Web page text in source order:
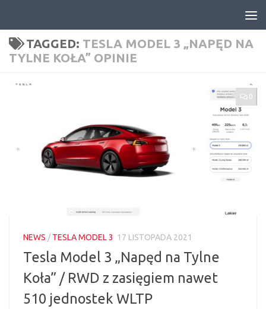
TAGGED: TESLA MODEL 3 „NAPĘD NA
TYLNE KOŁA” OPINIE
0
NEWS /TESLA MODEL 3 17 LISTOPADA 2021
Tesla Model 3 „Napęd na Tylne
Koła” / RWD z zasięgiem nawet
510 jednostek WLTP